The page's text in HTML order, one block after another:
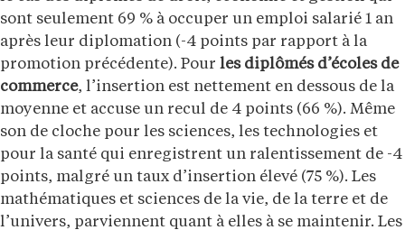
sont seulement 69 % à occuper un emploi salarié 1 an
après leur diplomation (-4 points par rapport à la
promotion précédente). Pour les diplômés d’écoles de
commerce, l’insertion est nettement en dessous de la
moyenne et accuse un recul de 4 points (66 %). Même
son de cloche pour les sciences, les technologies et
pour la santé qui enregistrent un ralentissement de -4
points, malgré un taux d’insertion élevé (75 %). Les
mathématiques et sciences de la vie, de la terre et de
l’univers, parviennent quant à elles à se maintenir. Les